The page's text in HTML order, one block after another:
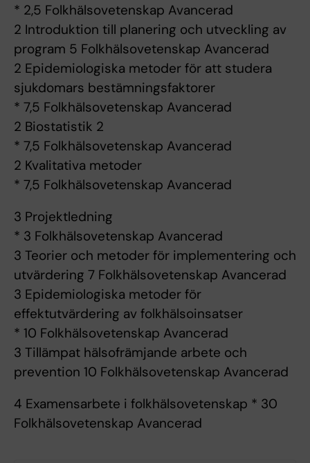
* 2,5 Folkhälsovetenskap Avancerad
2 Introduktion till planering och utveckling av
program 5 Folkhälsovetenskap Avancerad
2 Epidemiologiska metoder för att studera
sjukdomars bestämningsfaktorer
* 7,5 Folkhälsovetenskap Avancerad
2 Biostatistik 2
* 7,5 Folkhälsovetenskap Avancerad
2 Kvalitativa metoder
* 7,5 Folkhälsovetenskap Avancerad
3 Projektledning
* 3 Folkhälsovetenskap Avancerad
3 Teorier och metoder för implementering och
utvärdering 7 Folkhälsovetenskap Avancerad
3 Epidemiologiska metoder för
effektutvärdering av folkhälsoinsatser
* 10 Folkhälsovetenskap Avancerad
3 Tillämpat hälsofrämjande arbete och
prevention 10 Folkhälsovetenskap Avancerad
4 Examensarbete i folkhälsovetenskap * 30
Folkhälsovetenskap Avancerad